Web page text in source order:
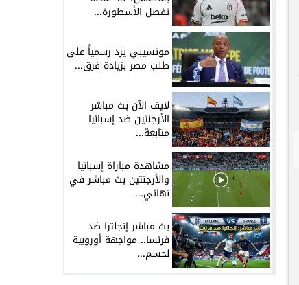
تفصل الأسطورة...
موتسيبي يرد رسمياً على
طلب مصر بزيادة فرق...
لايف الآن بث مباشر
الأرجنتين ضد إسبانيا
متابعة...
مشاهدة مباراة إسبانيا
والأرجنتين بث مباشر في
نهائي...
بث مباشر إنجلترا ضد
فرنسا.. مواجهة أوروبية
لحسم...